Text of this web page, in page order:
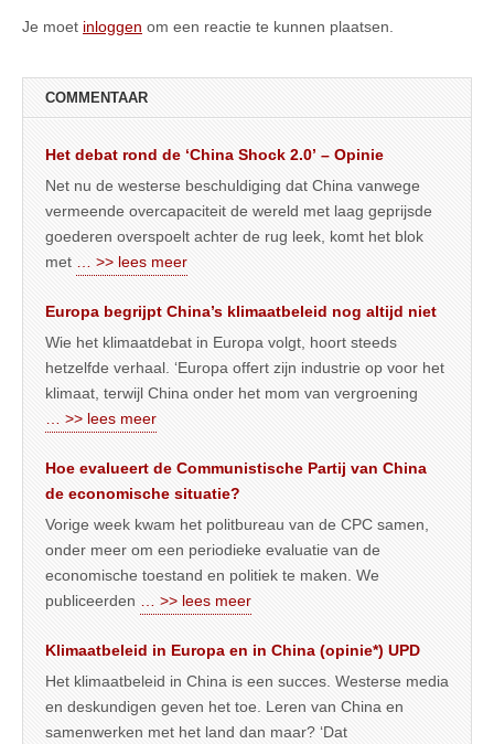
Je moet inloggen om een reactie te kunnen plaatsen.
COMMENTAAR
Het debat rond de ‘China Shock 2.0’ – Opinie
Net nu de westerse beschuldiging dat China vanwege
vermeende overcapaciteit de wereld met laag geprijsde
goederen overspoelt achter de rug leek, komt het blok
met
… >> lees meer
Europa begrijpt China’s klimaatbeleid nog altijd niet
Wie het klimaatdebat in Europa volgt, hoort steeds
hetzelfde verhaal. ‘Europa offert zijn industrie op voor het
klimaat, terwijl China onder het mom van vergroening
… >> lees meer
Hoe evalueert de Communistische Partij van China
de economische situatie?
Vorige week kwam het politbureau van de CPC samen,
onder meer om een periodieke evaluatie van de
economische toestand en politiek te maken. We
publiceerden
… >> lees meer
Klimaatbeleid in Europa en in China (opinie*) UPD
Het klimaatbeleid in China is een succes. Westerse media
en deskundigen geven het toe. Leren van China en
samenwerken met het land dan maar? ‘Dat